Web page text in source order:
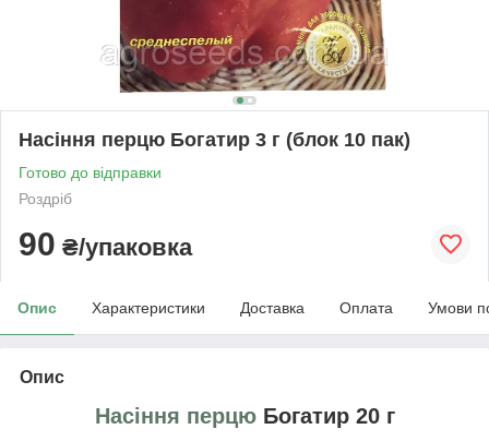
Насіння перцю Богатир 3 г (блок 10 пак)
Готово до відправки
Роздріб
90 ₴/упаковка
Опис Характеристики Доставка Оплата Умови
Опис
Насіння перцюБогатир 20 г